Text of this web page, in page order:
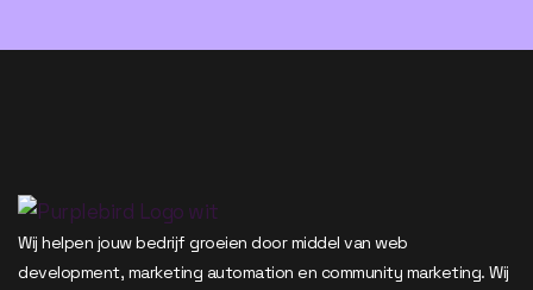
Wij helpen jouw bedrijf groeien door middel van web
development, marketing automation en community marketing. Wij